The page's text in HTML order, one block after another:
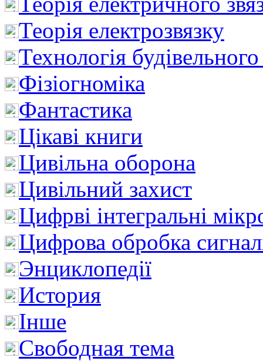
Теорія електрозвязку
Технологія
Фізіогноміка
Фантастика
Цікаві книги
Цивільна оборона
Цивільний захист
Цифрві інтегральні
Цифрова обробка
Энциклопедії
История
Інше
Свободная тема